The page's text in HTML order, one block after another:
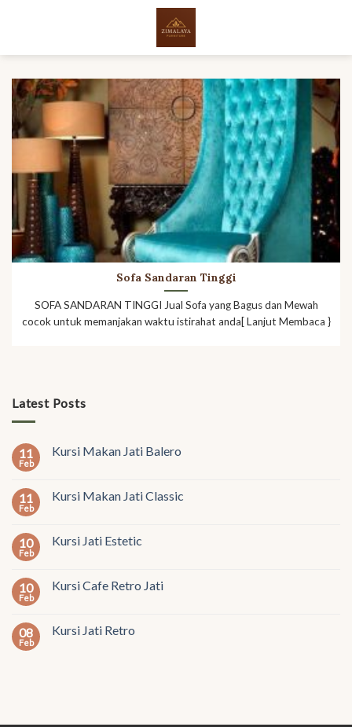
Latest Posts
11
Feb
Kursi Makan Jati Balero
11
Feb
Kursi Makan Jati Classic
10
Feb
Kursi Jati Estetic
10
Feb
Kursi Cafe Retro Jati
08
Feb
Kursi Jati Retro
Sofa Sandaran Tinggi
SOFA SANDARAN TINGGI Jual Sofa yang Bagus dan Mewah
cocok untuk memanjakan waktu istirahat anda[ Lanjut Membaca }